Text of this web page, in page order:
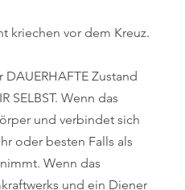
kriechen vor dem Kreuz.
Zustand
SELBST. Wenn das
und verbindet sich
oder besten Falls als
Wenn das
und ein Diener